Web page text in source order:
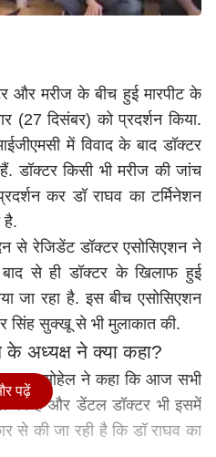
और मरीज के बीच हुई मारपीट के
(27 दिसंबर) को प्रदर्शन किया.
में विवाद के बाद डॉक्टर
डॉक्टर किसी भी मरीज की जांच
कर डॉ राघव का टर्मिनेशन
है.
से रेजिडेंट डॉक्टर एसोसिएशन ने
बाद से ही डॉक्टर के खिलाफ हुई
जा रहा है. इस बीच एसोसिएशन
सिंह सुक्खू से भी मुलाकात की.
के अध्यक्ष ने क्या कहा?
सोहेल ने कहा कि आज सभी
पर हैं और डेंटल डॉक्टर भी इसमें
से की जा रही है कि डॉ राघव का
पढ़ें